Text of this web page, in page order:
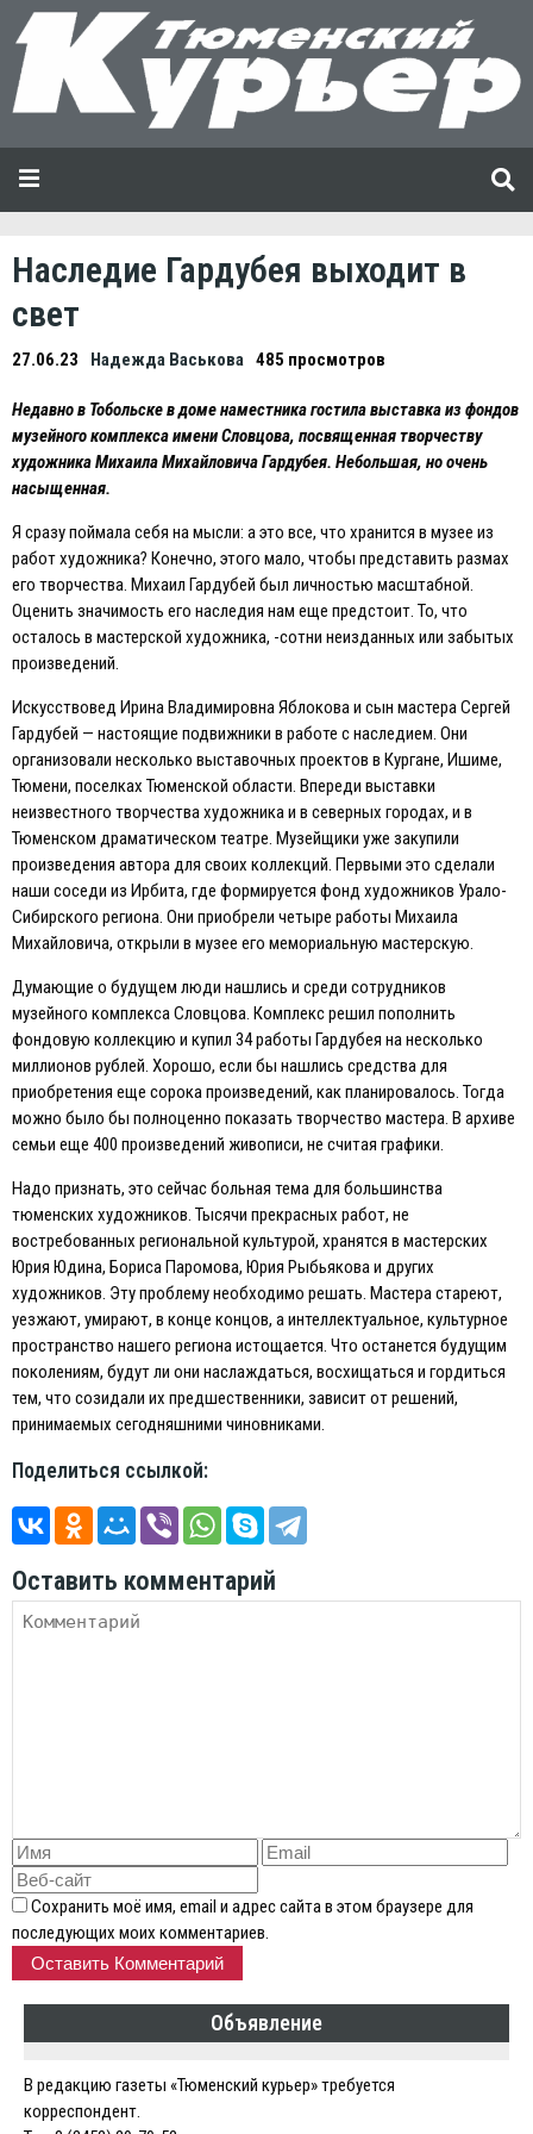
Наследие Гардубея выходит в
свет
27.06.23 Надежда Васькова 485 просмотров
Недавно в Тобольске в доме наместника гостила выставка из фондов
музейного комплекса имени Словцова, посвященная творчеству
художника Михаила Михайловича Гардубея. Небольшая, но очень
насыщенная.
Я сразу поймала себя на мысли: а это все, что хранится в музее из
работ художника? Конечно, этого мало, чтобы представить размах
его творчества. Михаил Гардубей был личностью масштабной.
Оценить значимость его наследия нам еще предстоит. То, что
осталось в мастерской художника, -сотни неизданных или забытых
произведений.
Искусствовед Ирина Владимировна Яблокова и сын мастера Сергей
Гардубей — настоящие подвижники в работе с наследием. Они
организовали несколько выставочных проектов в Кургане, Ишиме,
Тюмени, поселках Тюменской области. Впереди выставки
неизвестного творчества художника и в северных городах, и в
Тюменском драматическом театре. Музейщики уже закупили
произведения автора для своих коллекций. Первыми это сделали
наши соседи из Ирбита, где формируется фонд художников Урало-
Сибирского региона. Они приобрели четыре работы Михаила
Михайловича, открыли в музее его мемориальную мастерскую.
Думающие о будущем люди нашлись и среди сотрудников
музейного комплекса Словцова. Комплекс решил пополнить
фондовую коллекцию и купил 34 работы Гардубея на несколько
миллионов рублей. Хорошо, если бы нашлись средства для
приобретения еще сорока произведений, как планировалось. Тогда
можно было бы полноценно показать творчество мастера. В архиве
семьи еще 400 произведений живописи, не считая графики.
Надо признать, это сейчас больная тема для большинства
тюменских художников. Тысячи прекрасных работ, не
востребованных региональной культурой, хранятся в мастерских
Юрия Юдина, Бориса Паромова, Юрия Рыбьякова и других
художников. Эту проблему необходимо решать. Мастера стареют,
уезжают, умирают, в конце концов, а интеллектуальное, культурное
пространство нашего региона истощается. Что останется будущим
поколениям, будут ли они наслаждаться, восхищаться и гордиться
тем, что созидали их предшественники, зависит от решений,
принимаемых сегодняшними чиновниками.
Поделиться ссылкой:
Оставить комментарий
Сохранить моё имя, email и адрес сайта в этом браузере для
последующих моих комментариев.
Объявление
В редакцию газеты «Тюменский курьер» требуется
корреспондент.